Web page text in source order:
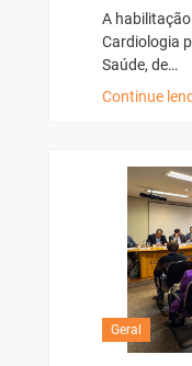
A
Cardiologia
Saúde, de…
Continue
Geral